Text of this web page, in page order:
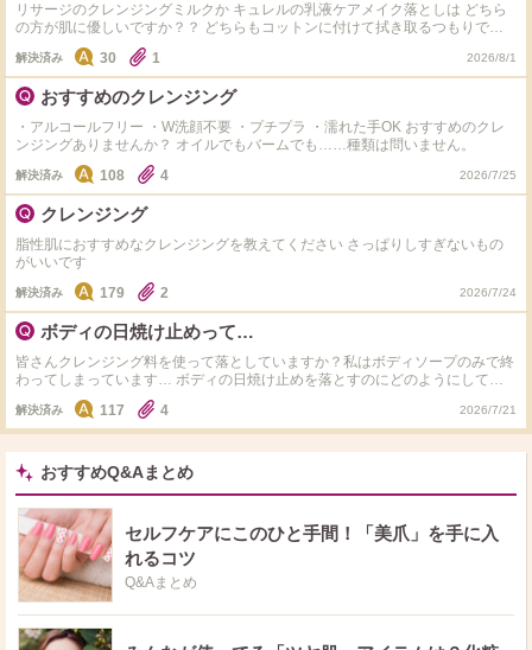
リサージのクレンジングミルクか キュレルの乳液ケアメイク落としは どちら
の方が肌に優しいですか？？ どちらもコットンに付けて拭き取るつもりで
す。 回答宜しくお願いいたします。
解決済み 30 1 2026/8/1
おすすめのクレンジング
・アルコールフリー ・W洗顔不要 ・プチプラ ・濡れた手OK おすすめのクレ
ンジングありませんか？ オイルでもバームでも……種類は問いません。
解決済み 108 4 2026/7/25
クレンジング
脂性肌におすすめなクレンジングを教えてください さっぱりしすぎないもの
がいいです
解決済み 179 2 2026/7/24
ボディの日焼け止めって…
皆さんクレンジング料を使って落としていますか？私はボディソープのみで終
わってしまっています… ボディの日焼け止めを落とすのにどのようにしてい
るか、こうしたらいいよ～、こういうものがあるよ～などあれば教えてくださ
い！
解決済み 117 4 2026/7/21
おすすめQ&Aまとめ
セルフケアにこのひと手間！「美爪」を手に入
れるコツ
Q&Aまとめ